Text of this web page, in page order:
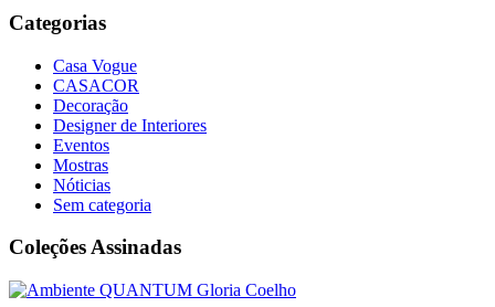
Categorias
Casa Vogue
CASACOR
Decoração
Designer de Interiores
Eventos
Mostras
Nóticias
Sem categoria
Coleções Assinadas